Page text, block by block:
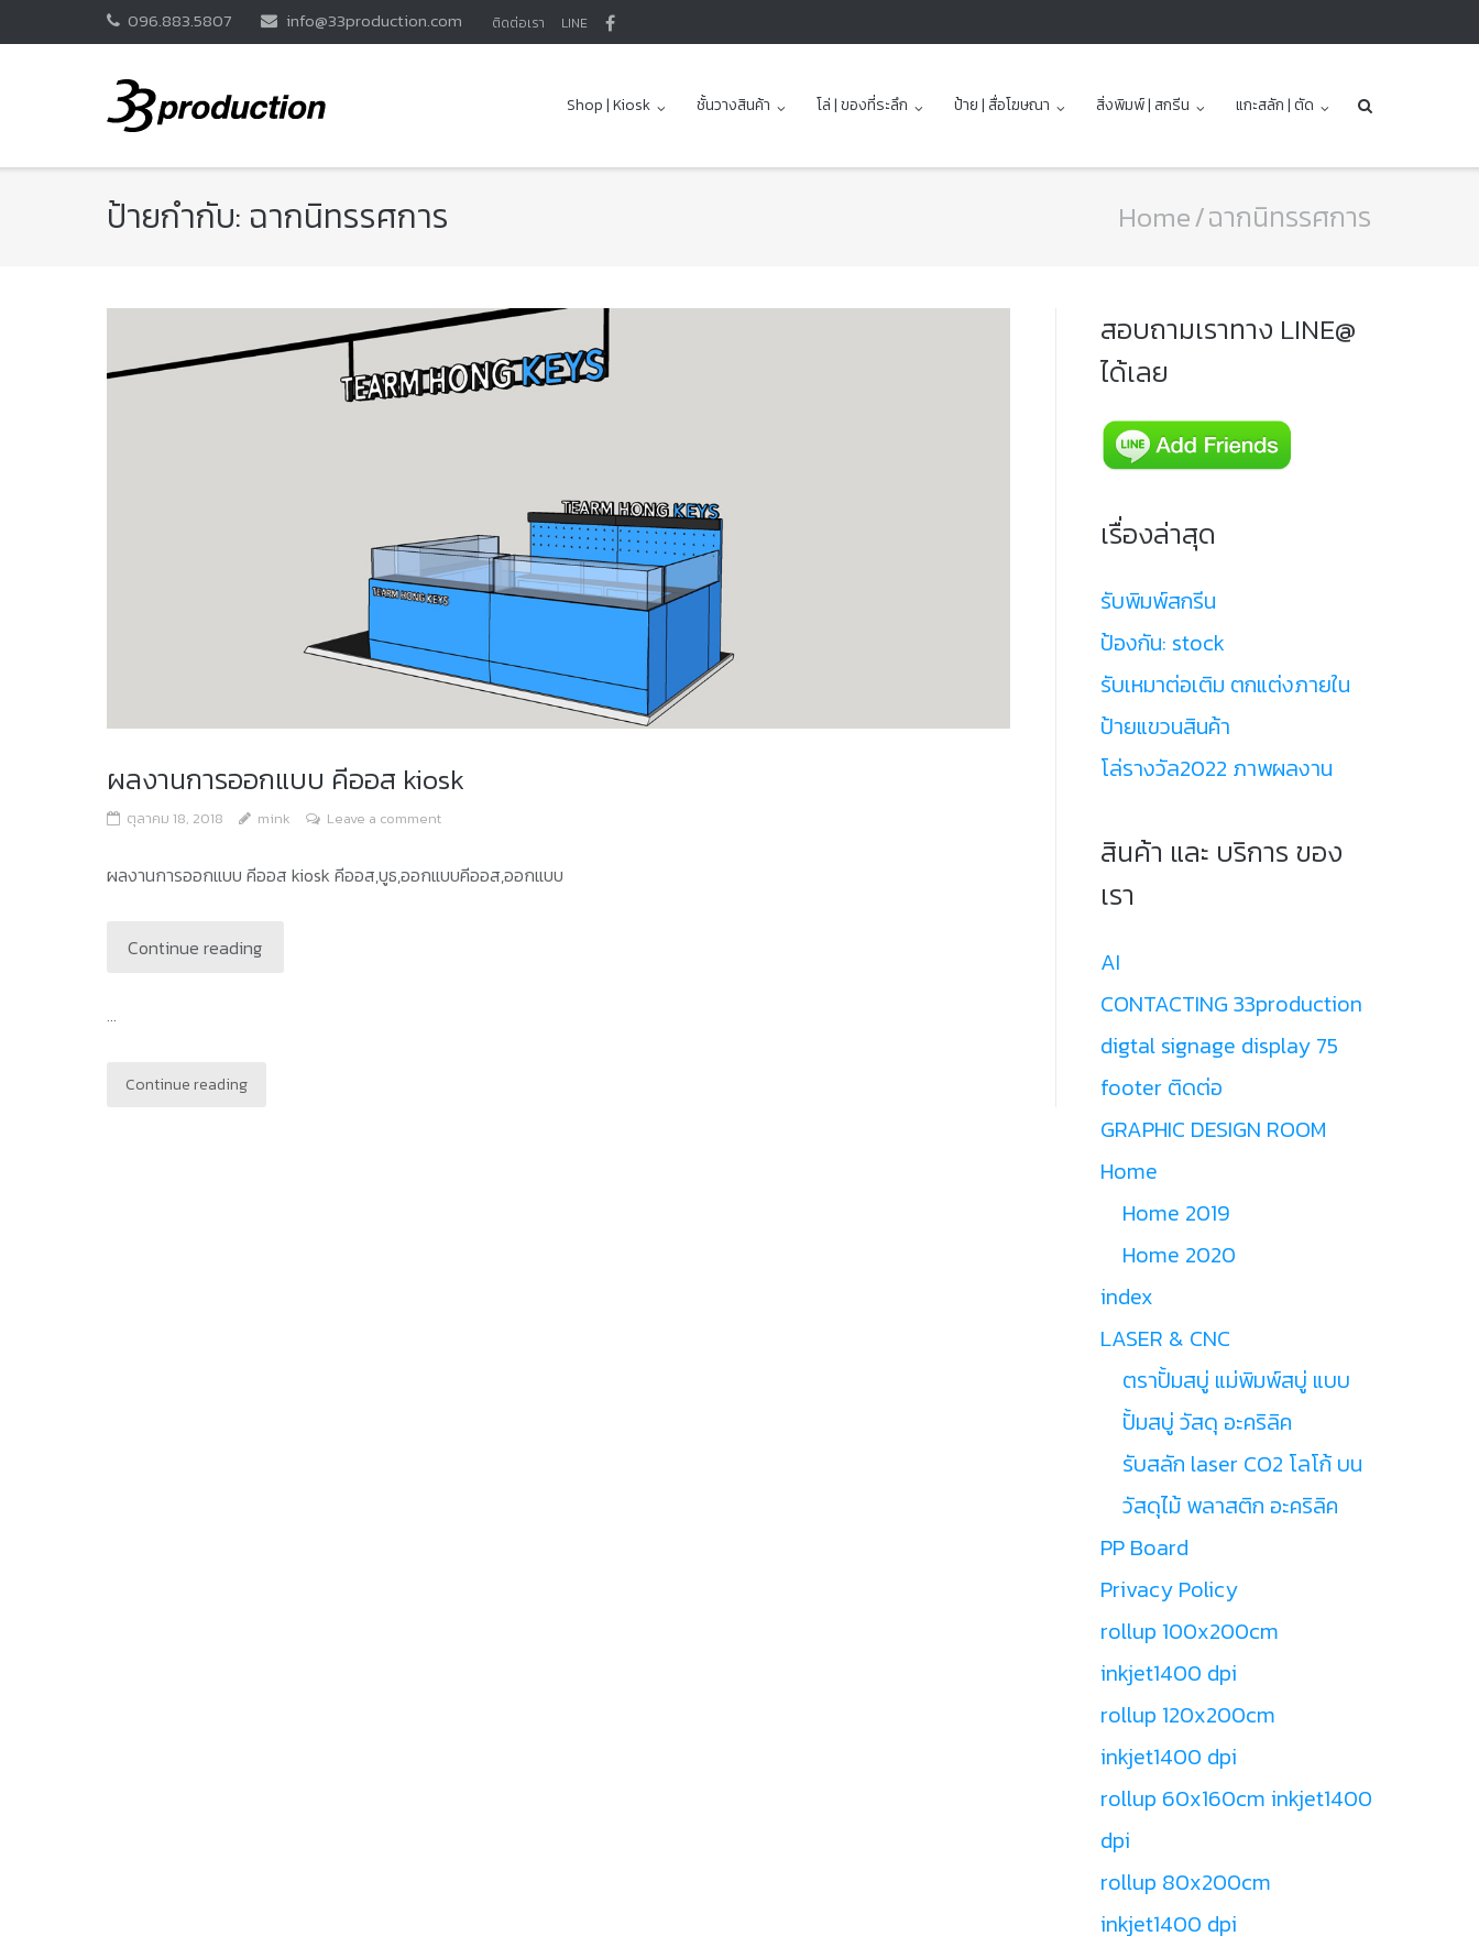
096.883.5807 info@33production.com ติดต่อเรา LINE
Shop | Kiosk ชั้นวางสินค้า โล่ | ของที่ระลึก ป้าย | สื่อโฆษณา สิ่งพิมพ์ | สกรีน แกะสลัก | ตัด
ป้ายกำกับ: ฉากนิทรรศการ Home/ฉากนิทรรศการ
ผลงานการออกแบบ คีออส kiosk
ตุลาคม 18, 2018 mink Leave a comment
ผลงานการออกแบบ คีออส kiosk คีออส,บูธ,ออกแบบคีออส,ออกแบบ
Continue reading
...
Continue reading
สอบถามเราทาง LINE@
ได้เลย
เรื่องล่าสุด
รับพิมพ์สกรีน
ป้องกัน: stock
รับเหมาต่อเติม ตกแต่งภายใน
ป้ายแขวนสินค้า
โล่รางวัล2022 ภาพผลงาน
สินค้า และ บริการ ของ
เรา
AI
CONTACTING 33production
digtal signage display 75
footer ติดต่อ
GRAPHIC DESIGN ROOM
Home
Home 2019
Home 2020
index
LASER & CNC
ตราปั้มสบู่ แม่พิมพ์สบู่ แบบ
ปั้มสบู่ วัสดุ อะคริลิค
รับสลัก laser CO2 โลโก้ บน
วัสดุไม้ พลาสติก อะคริลิค
PP Board
Privacy Policy
rollup 100x200cm
inkjet1400 dpi
rollup 120x200cm
inkjet1400 dpi
rollup 60x160cm inkjet1400
dpi
rollup 80x200cm
inkjet1400 dpi